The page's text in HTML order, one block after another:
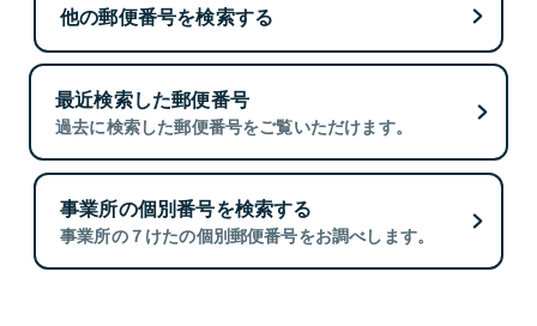
他の郵便番号を検索する
最近検索した郵便番号
過去に検索した郵便番号をご覧いただけます。
事業所の個別番号を検索する
事業所の７けたの個別郵便番号をお調べします。